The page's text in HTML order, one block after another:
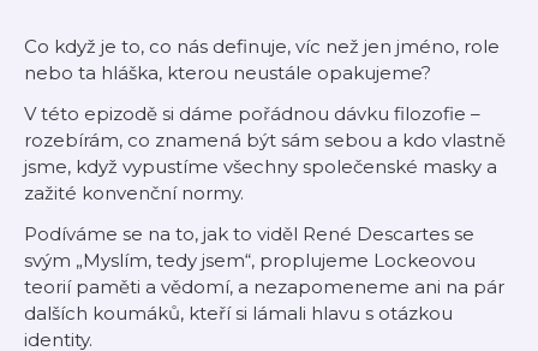
Co když je to, co nás definuje, víc než jen jméno, role
nebo ta hláška, kterou neustále opakujeme?
V této epizodě si dáme pořádnou dávku filozofie –
rozebírám, co znamená být sám sebou a kdo vlastně
jsme, když vypustíme všechny společenské masky a
zažité konvenční normy.
Podíváme se na to, jak to viděl René Descartes se
svým „Myslím, tedy jsem“, proplujeme Lockeovou
teorií paměti a vědomí, a nezapomeneme ani na pár
dalších koumáků, kteří si lámali hlavu s otázkou
identity.